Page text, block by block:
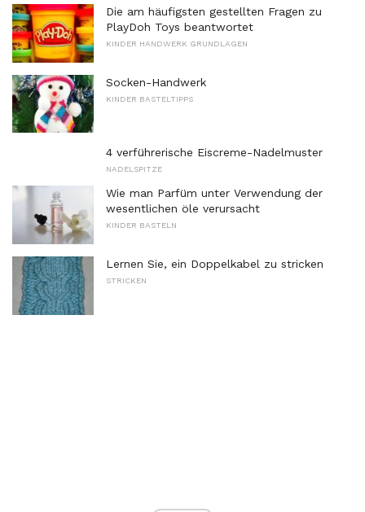
Die am häufigsten gestellten Fragen zu
PlayDoh Toys beantwortet
KINDER HANDWERK GRUNDLAGEN
Socken-Handwerk
KINDER BASTELTIPPS
4 verführerische Eiscreme-Nadelmuster
NADELSPITZE
Wie man Parfüm unter Verwendung der
wesentlichen öle verursacht
KINDER BASTELN
Lernen Sie, ein Doppelkabel zu stricken
STRICKEN